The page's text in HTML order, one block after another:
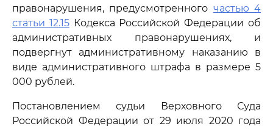
правонарушения, предусмотренного частью 4
статьи 12.15Кодекса Российской Федерации об
административных правонарушениях, и
подвергнут административному наказанию в
виде административного штрафа в размере 5
000 рублей.
Постановлением судьи Верховного Суда
Российской Федерации от 29 июля 2020 года